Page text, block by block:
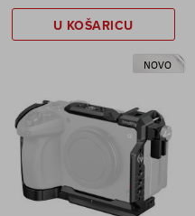
U KOŠARICU
NOVO